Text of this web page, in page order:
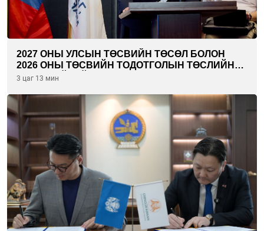
2027 ОНЫ УЛСЫН ТӨСВИЙН ТӨСӨЛ БОЛОН
2026 ОНЫ ТӨСВИЙН ТОДОТГОЛЫН ТӨСЛИЙН
ОЛОН НИЙТИЙН ХЭЛЭЛЦҮҮЛЭГ БОЛЛОО
3 цаг 13 мин